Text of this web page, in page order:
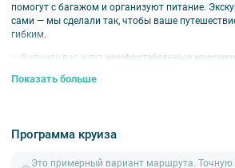
помогут с багажом и организуют питание.
сами — мы сделали так, чтобы ваше
гибким.
✨ В круизе вас ждут комфортабельные
атмосфера, разнообразная экскурсионная и
Показать больше
Программа круиза
Это примерный вариант маршрута.